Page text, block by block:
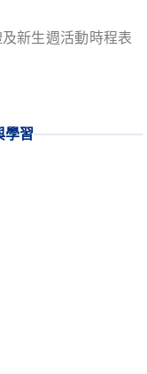
新生週活動時程表
學習